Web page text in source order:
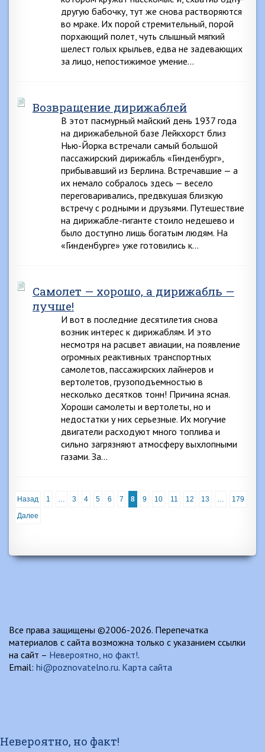
другую бабочку, тут же снова растворяются
во мраке. Их порой стремительный, порой
порхающий полет, чуть слышный мягкий
шелест голых крыльев, едва не задевающих
за лицо, непостижимое умение…
Возвращение дирижаблей
В этот пасмурный майский день 1937 года
на дирижабельной базе Лейкхорст близ
Нью-Йорка встречали самый большой
пассажирский дирижабль «Гинденбург»,
прибывавший из Берлина. Встречавшие — а
их немало собралось здесь — весело
переговаривались, предвкушая близкую
встречу с родными и друзьями. Путешествие
на дирижабле-гиганте стоило недешево и
было доступно лишь богатым людям. На
«Гинденбурге» уже готовились к…
Самолет — хорошо, а дирижабль —
лучше!
И вот в последние десятилетия снова
возник интерес к дирижаблям. И это
несмотря на расцвет авиации, на появление
огромных реактивных транспортных
самолетов, пассажирских лайнеров и
вертолетов, грузоподъемностью в
несколько десятков тонн! Причина ясная.
Хороши самолеты и вертолеты, но и
недостатки у них серьезные. Их могучие
двигатели расходуют много топлива и
сильно загрязняют атмосферу выхлопными
газами. За…
Назад 1 … 3 4 5 6 7 8 9 10 11 12 13 …
179
Далее
Все права защищены ©2006-2026. Перепечатка
материалов с сайта возможна только с указанием ссылки
на сайт – Невероятно, но факт!.
Email: hi@poznovatelno.ru. Карта сайта
Невероятно, но факт!